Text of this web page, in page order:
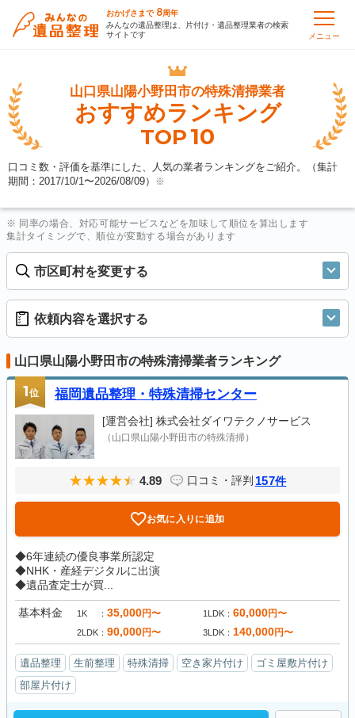
おかげさまで 8周年
みんなの遺品整理は、片付け・遺品整理業者の検索
サイトです
メニュー
山口県山陽小野田市の特殊清掃業者
おすすめランキング
TOP10
口コミ数・評価を基準にした、人気の業者ランキングをご紹介。（集計
期間：2017/10/1〜2026/08/09） ※
※ 同率の場合、対応可能サービスなどを加味して順位を算出します
集計タイミングで、順位が変動する場合があります
市区町村を変更する
依頼内容を選択する
山口県山陽小野田市の特殊清掃業者ランキング
1位 福岡遺品整理・特殊清掃センター
[運営会社] 株式会社ダイワテクノサービス
（山口県山陽小野田市の特殊清掃）
4.89 口コミ・評判 157件
お気に入りに追加
◆6年連続の優良事業所認定
◆NHK・産経デジタルに出演
◆遺品査定士が買...
基本料金 1K 35,000円〜 1LDK 60,000円〜
2LDK 90,000円〜 3LDK 140,000円〜
遺品整理 生前整理 特殊清掃 空き家片付け
ゴミ屋敷片付け
部屋片付け